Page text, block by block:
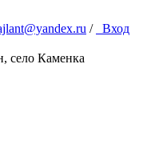
/ Вход
село Каменка